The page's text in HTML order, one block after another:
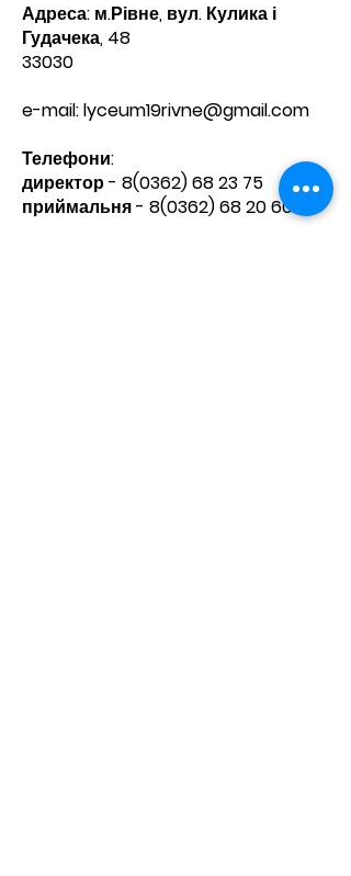
Адреса: м.Рівне, вул. Кулика і
Гудачека, 48
33030
e-mail:lyceum19rivne@gmail.com
Телефони:​
директор - 8(0362) 68 23 75
приймальня - 8(0362) 68 20 60